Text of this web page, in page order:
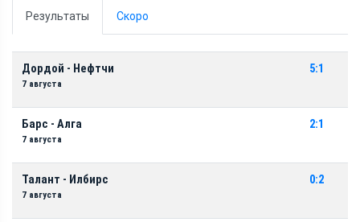
Результаты Скоро
Дордой - Нефтчи
7 августа
5:1
Барс - Алга
7 августа
2:1
Талант - Илбирс
7 августа
0:2